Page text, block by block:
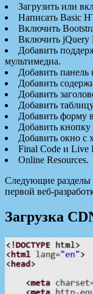
Загрузить или
Написать Basic
Включить
Включить jQuery
Добавить
мультимедиа.
Добавить панель
Добавить
Добавить
Добавить
Добавить форму
Добавить
Добавить окно с
Final Code и Live
Online Resources.
Следующие разделы
первой веб-
Загрузка